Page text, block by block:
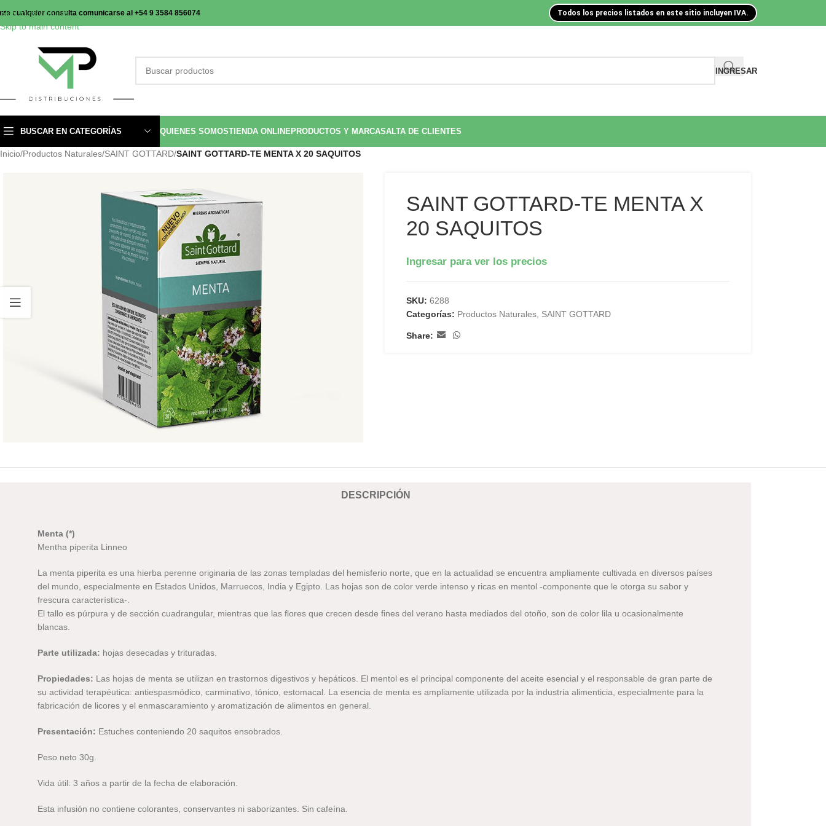
Skip to navigation
Skip to main content
cualquier consulta comunicarse al +54 9 3584 856074 Todos los precios listados en este sitio incluyen IVA.
INGRESAR
BUSCAR EN CATEGORÍAS QUIENES SOMOSTIENDA ONLINEPRODUCTOS Y MARCASALTA DE CLIENTES
Inicio/Productos Naturales/SAINT GOTTARD/SAINT GOTTARD-TE MENTA X 20 SAQUITOS
SAINT GOTTARD-TE MENTA X
20 SAQUITOS
Ingresar para ver los precios
SKU: 6288
Categorías: Productos Naturales, SAINT GOTTARD
Share:
DESCRIPCIÓN
Menta (*)
Mentha piperita Linneo
La menta piperita es una hierba perenne originaria de las zonas templadas del hemisferio norte, que en la actualidad se encuentra ampliamente cultivada en diversos países
del mundo, especialmente en Estados Unidos, Marruecos, India y Egipto. Las hojas son de color verde intenso y ricas en mentol -componente que le otorga su sabor y
frescura característica-.
El tallo es púrpura y de sección cuadrangular, mientras que las flores que crecen desde fines del verano hasta mediados del otoño, son de color lila u ocasionalmente
blancas.
Parte utilizada: hojas desecadas y trituradas.
Propiedades: Las hojas de menta se utilizan en trastornos digestivos y hepáticos. El mentol es el principal componente del aceite esencial y el responsable de gran parte de
su actividad terapéutica: antiespasmódico, carminativo, tónico, estomacal. La esencia de menta es ampliamente utilizada por la industria alimenticia, especialmente para la
fabricación de licores y el enmascaramiento y aromatización de alimentos en general.
Presentación: Estuches conteniendo 20 saquitos ensobrados.
Peso neto 30g.
Vida útil: 3 años a partir de la fecha de elaboración.
Esta infusión no contiene colorantes, conservantes ni saborizantes. Sin cafeína.